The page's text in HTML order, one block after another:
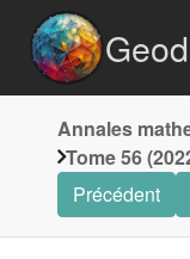
Annales
Tome 56
Précédent